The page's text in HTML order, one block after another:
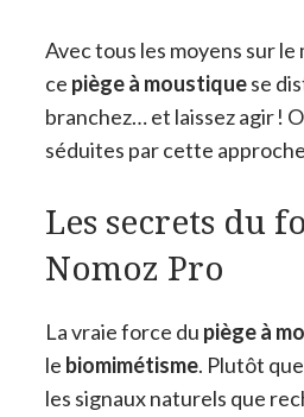
Avec tous les moyens sur
ce piège à moustiquese
branchez… et laissez agir !
séduites par cette approche
Les secrets du
Nomoz Pro
La vraie force du piège à
le biomimétisme. Plutôt
les signaux naturels que